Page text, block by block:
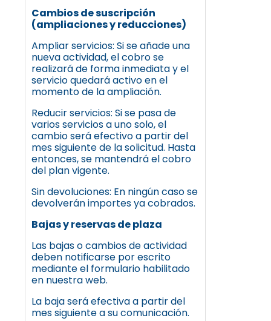
Cambios de suscripción
(ampliaciones y reducciones)
Ampliar servicios: Si se añade una
nueva actividad, el cobro se
realizará de forma inmediata y el
servicio quedará activo en el
momento de la ampliación.
Reducir servicios: Si se pasa de
varios servicios a uno solo, el
cambio será efectivo a partir del
mes siguiente de la solicitud. Hasta
entonces, se mantendrá el cobro
del plan vigente.
Sin devoluciones: En ningún caso se
devolverán importes ya cobrados.
Bajas y reservas de plaza
Las bajas o cambios de actividad
deben notificarse por escrito
mediante el formulario habilitado
en nuestra web.
La baja será efectiva a partir del
mes siguiente a su comunicación.